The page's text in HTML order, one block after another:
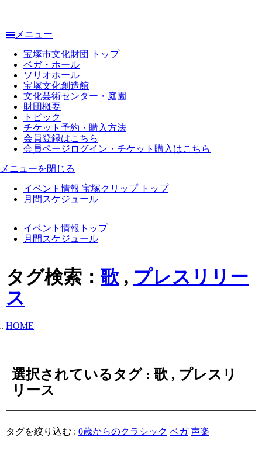
メニュー
宝塚市文化財団 トップ
ベガ・ホール
ソリオホール
宝塚文化創造館
文化芸術センター・庭園
財団概要
トピック
チケット予約・購入方法
会員登録はこちら
会員ページログイン・チケット購入はこちら
メニューを閉じる
イベント情報 宝塚クリップ トップ
月間スケジュール
イベント情報トップ
月間スケジュール
タグ検索： 歌 , プレスリリー
ス
HOME
選択されているタグ : 歌 , プレスリ
リース
タグを絞り込む : 0歳からのクラシック ベガ 声楽